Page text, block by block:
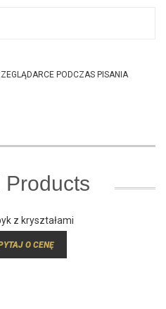
PODCZAS PISANIA
Products
z kryształami
O CENĘ